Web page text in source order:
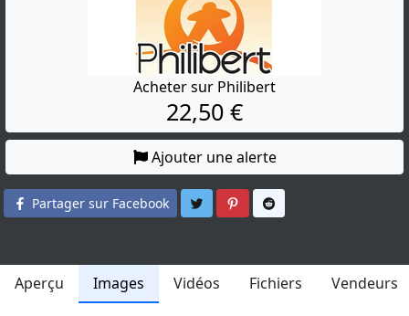
Acheter sur Philibert
22,50 €
Ajouter une alerte
Partager sur Facebook Partager sur Twitter
Partager sur Pinterest
Aperçu Images Vidéos Fichiers Vendeurs